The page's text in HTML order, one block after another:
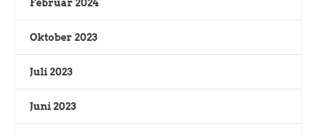
Februar 2024
Oktober 2023
Juli 2023
Juni 2023